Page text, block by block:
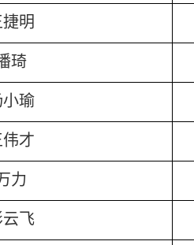
捷明
琦
小瑜
伟才
力
云飞